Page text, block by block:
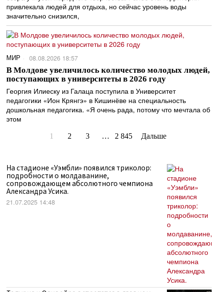
привлекала людей для отдыха, но сейчас уровень воды
значительно снизился,
МИР 08.08.2026 18:57
В Молдове увеличилось количество молодых людей,
поступающих в университеты в 2026 году
Георгия Илиеску из Галаца поступила в Университет
педагогики «Ион Крянгэ» в Кишинёве на специальность
дошкольная педагогика. «Я очень рада, потому что мечтала об
этом
1 2 3 … 2 845 Дальше
На стадионе «Уэмбли» появился триколор:
подробности о молдаванине,
сопровождающем абсолютного чемпиона
Александра Усика.
21.07.2025 14:48